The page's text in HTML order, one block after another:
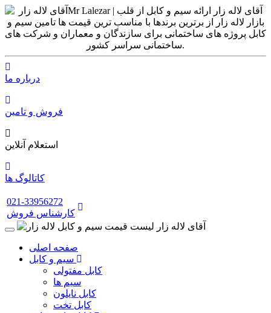
درباره ما
فروش و تامین
استعلام آنلاین
کاتالوگ ها
021-33956272
کارشناس فروش
صفحه اصلی
کابل مفتولی
سیم ها
کابل نایلون
کابل تخت